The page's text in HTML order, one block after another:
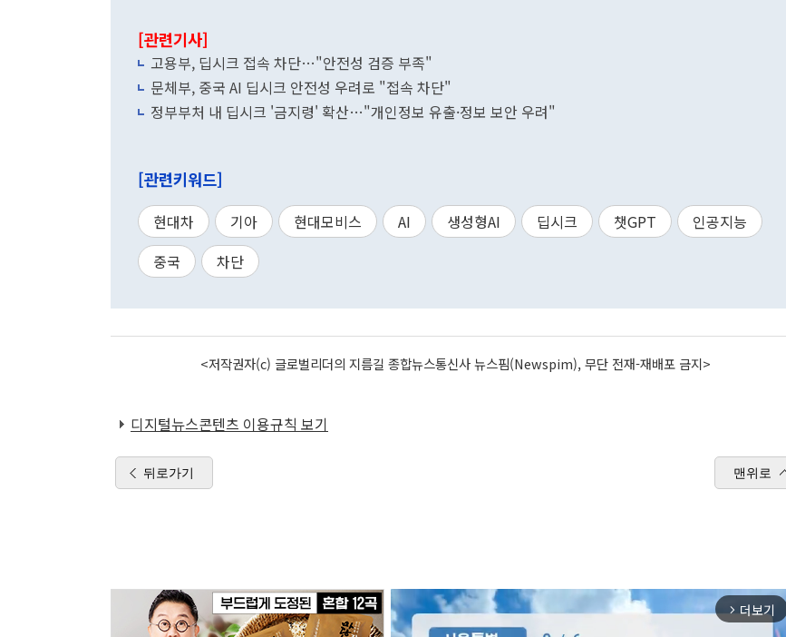
[관련기사]
고용부, 딥시크 접속 차단…"안전성 검증 부족"
문체부, 중국 AI 딥시크 안전성 우려로 "접속 차단"
정부부처 내 딥시크 '금지령' 확산…"개인정보 유출·정보 보안 우려"
[관련키워드]
현대차 기아 현대모비스 AI 생성형AI 딥시크 챗GPT
인공지능
중국
차단
<저작권자(c) 글로벌리더의 지름길 종합뉴스통신사 뉴스핌(Newspim), 무단 전재-재배포 금지>
디지털뉴스콘텐츠 이용규칙 보기
뒤로가기 맨위로
arrow_forward_ios 더보기